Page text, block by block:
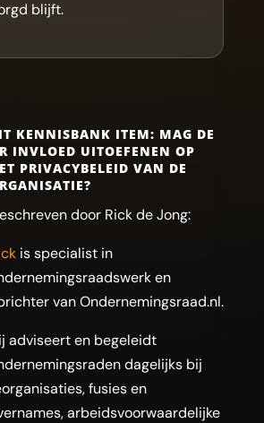
blijft.
KENNISBANK ITEM: MAG DE
INVLOED UITOEFENEN OP
PRIVACYBELEID VAN DE
door Rick de Jong:
is specialist in
en
van Ondernemingsraad.nl.
adviseert en begeleidt
dagelijks bij
fusies en
arbeidsvoorwaardelijke